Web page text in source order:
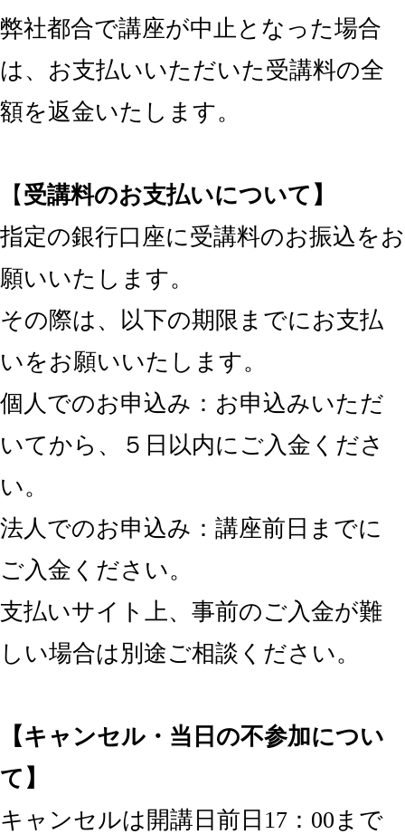
弊社都合で講座が中止となった場合
は、お支払いいただいた受講料の全
額を返金いたします。
【 受講料のお支払いについて】
指定の銀行口座に受講料のお振込をお
願いいたします。
その際は、以下の期限までにお支払
いをお願いいたします。
個人でのお申込み：お申込みいただ
いてから、５日以内にご入金くださ
い。
法人でのお申込み：講座前日までに
ご入金ください。
支払いサイト上、事前のご入金が難
しい場合は別途ご相談ください。
【キャンセル・当日の不参加につい
て】
キャンセルは開講日前日 17 ： 00 まで